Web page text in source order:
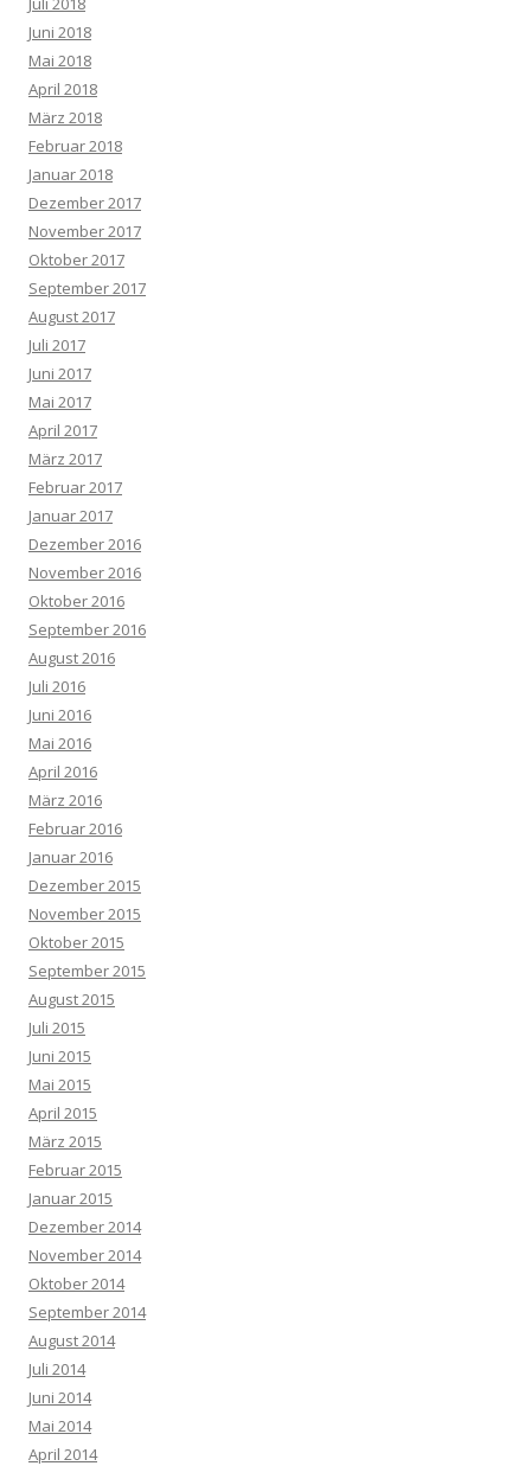
Juni 2018
Mai 2018
April 2018
März 2018
Februar 2018
Januar 2018
Dezember 2017
November 2017
Oktober 2017
September 2017
August 2017
Juli 2017
Juni 2017
Mai 2017
April 2017
März 2017
Februar 2017
Januar 2017
Dezember 2016
November 2016
Oktober 2016
September 2016
August 2016
Juli 2016
Juni 2016
Mai 2016
April 2016
März 2016
Februar 2016
Januar 2016
Dezember 2015
November 2015
Oktober 2015
September 2015
August 2015
Juli 2015
Juni 2015
Mai 2015
April 2015
März 2015
Februar 2015
Januar 2015
Dezember 2014
November 2014
Oktober 2014
September 2014
August 2014
Juli 2014
Juni 2014
Mai 2014
April 2014